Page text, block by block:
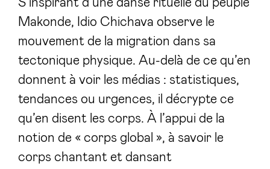
S’inspirant d’une danse rituelle du peuple
Makonde, Idio Chichava observe le
mouvement de la migration dans sa
tectonique physique. Au-delà de ce qu’en
donnent à voir les médias : statistiques,
tendances ou urgences, il décrypte ce
qu’en disent les corps. À l’appui de la
notion de « corps global », à savoir le
corps chantant et dansant